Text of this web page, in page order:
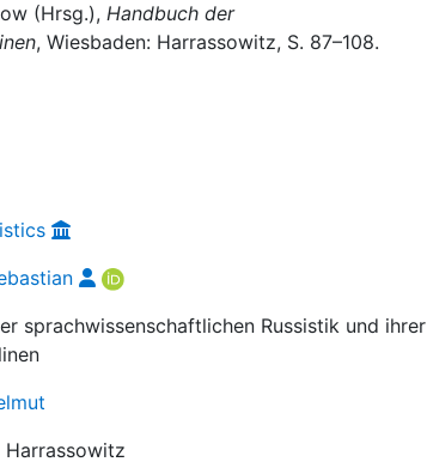
(Hrsg.), Handbuch der
, Wiesbaden: Harrassowitz, S. 87–108.
sprachwissenschaftlichen Russistik und ihrer
Harrassowitz